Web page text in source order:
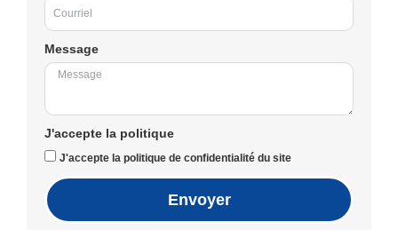
Message
J'accepte la politique
J'accepte la politique de confidentialité du site
Envoyer